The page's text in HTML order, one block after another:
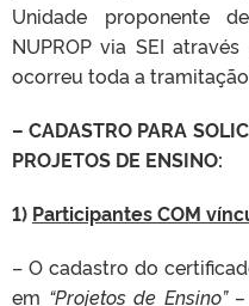
Unidade proponente
NUPROP via SEI
ocorreu toda a
– CADASTRO PARA
PROJETOS DE ENSINO:
1) Participantes COM
– O cadastro do
em “Projetos de Ensino”